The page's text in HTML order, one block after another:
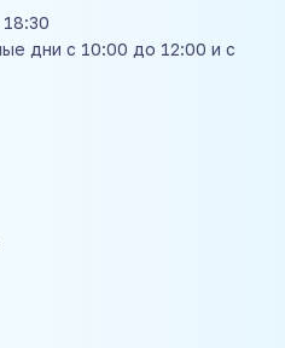
дни с 10:00 до 12:00 и с